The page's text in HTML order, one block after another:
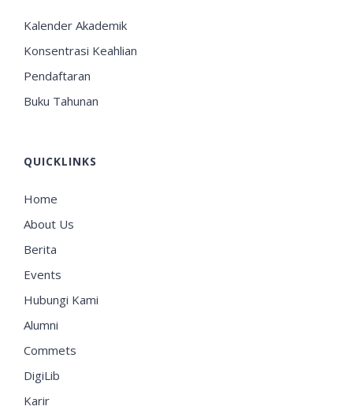
Kalender Akademik
Konsentrasi Keahlian
Pendaftaran
Buku Tahunan
QUICKLINKS
Home
About Us
Berita
Events
Hubungi Kami
Alumni
Commets
DigiLib
Karir